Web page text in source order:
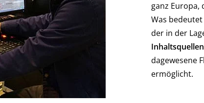
ganz Europa,
Was bedeutet
der in der
dagewesene
ermöglicht.